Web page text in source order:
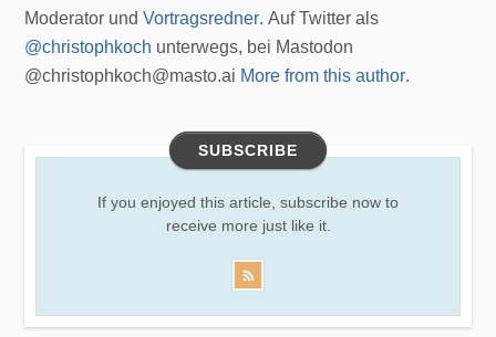
Moderator undVortragsredner. Auf Twitter als
@christophkoch unterwegs, bei Mastodon
@christophkoch@masto.ai More from this author.
SUBSCRIBE
If you enjoyed this article, subscribe now to
receive more just like it.